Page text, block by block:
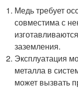
Медь требует
совместима с
заземления.
Эксплуатация
металла в
может вызвать